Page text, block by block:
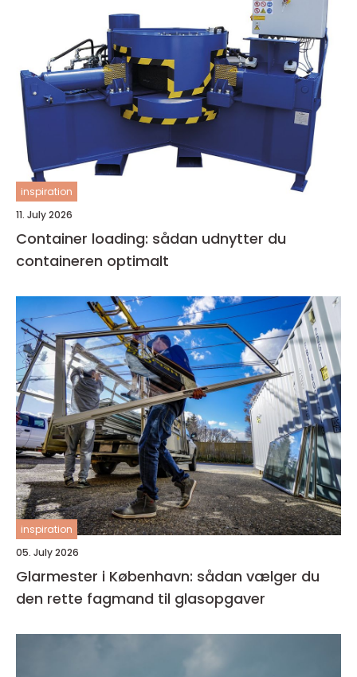
inspiration
11. July 2026
Container loading: sådan udnytter du
containeren optimalt
inspiration
05. July 2026
Glarmester i København: sådan vælger du
den rette fagmand til glasopgaver